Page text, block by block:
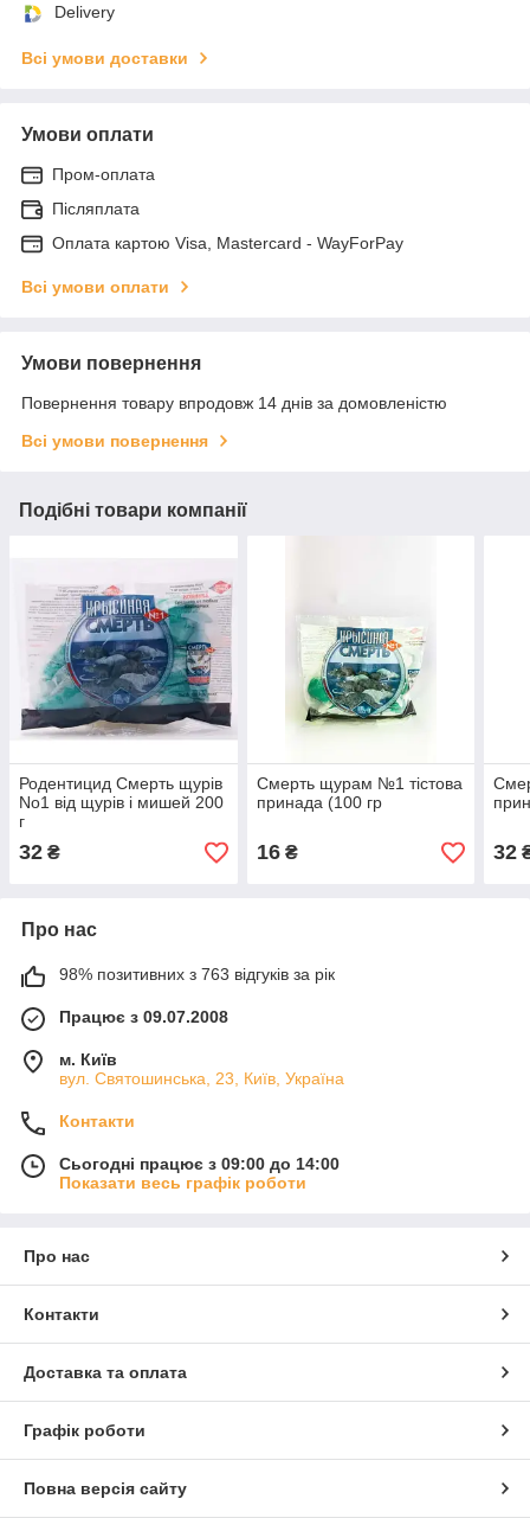
Delivery
Всі умови доставки
Умови оплати
Пром-оплата
Післяплата
Оплата картою Visa, Mastercard - WayForPay
Всі умови оплати
Умови повернення
Повернення товару впродовж 14 днів за домовленістю
Всі умови повернення
Подібні товари компанії
Родентицид Смерть щурів
No1 від щурів і мишей 200
г
32 ₴
Смерть щурам №1 тістова
принада (100 гр
16₴ 32
Про нас
98% позитивних з 763 відгуків за рік
Працює з 09.07.2008
м. Київ
вул. Святошинська, 23, Київ, Україна
Контакти
Сьогодні працює з 09:00 до 14:00
Показати весь графік роботи
Про нас
Контакти
Доставка та оплата
Графік роботи
Повна версія сайту